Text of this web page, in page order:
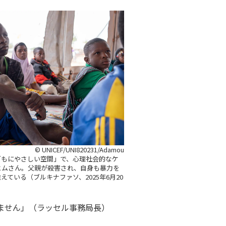
© UNICEF/UNI820231/Adamou
にやさしい空間」で、心理社会的なケ
さん。父親が殺害され、自身も暴力を
ている（ブルキナファソ、2025年6月20
ん」（ラッセル事務局長）